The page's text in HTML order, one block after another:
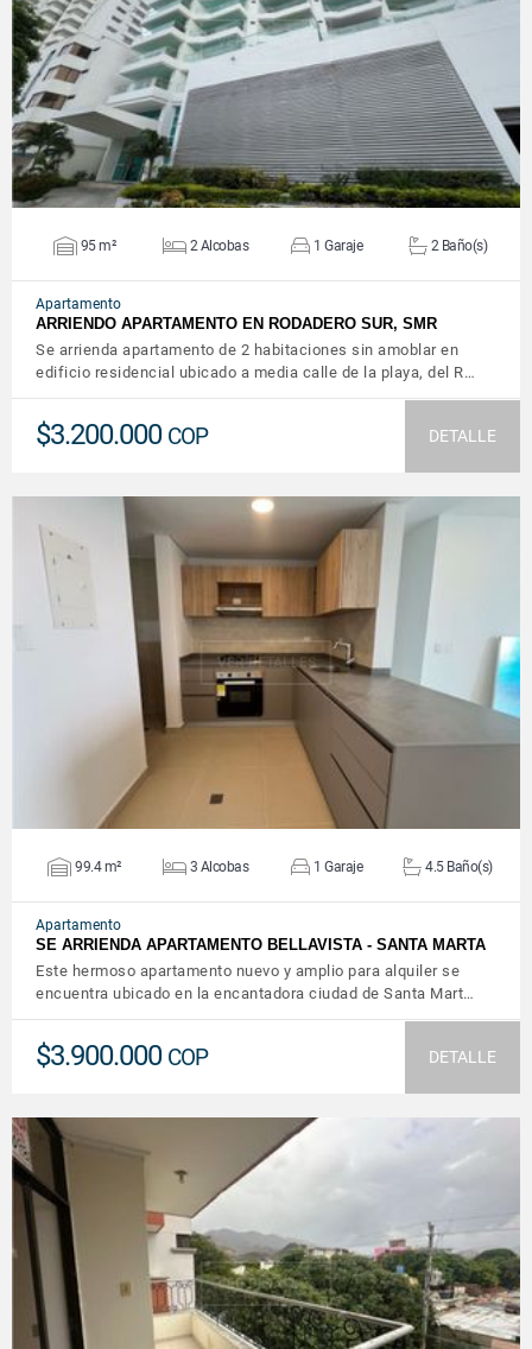
VER DETALLES
95 m² 2 Alcobas 1 Garaje 2 Baño(s)
Apartamento
ARRIENDO APARTAMENTO EN RODADERO SUR, SMR
Se arrienda apartamento de 2 habitaciones sin amoblar en
edificio residencial ubicado a media calle de la playa, del R…
$3.200.000 COP DETALLE
VER DETALLES
99.4 m² 3 Alcobas 1 Garaje 4.5 Baño(s)
Apartamento
SE ARRIENDA APARTAMENTO BELLAVISTA - SANTA MARTA
Este hermoso apartamento nuevo y amplio para alquiler se
encuentra ubicado en la encantadora ciudad de Santa Mart…
$3.900.000 COP DETALLE
VER DETALLES